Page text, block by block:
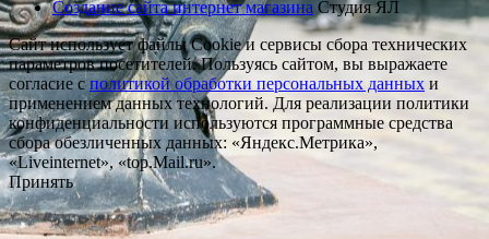
Создание сайта интернет магазина Студия ЯЛ
Сайт использует файлы Cookie и сервисы сбора технических
параметров посетителей. Пользуясь сайтом, вы выражаете
согласие сполитикой обработки персональных данных и
применением данных технологий. Для реализации политики
конфиденциальности используются программные средства
сбора обезличенных данных: «Яндекс.Метрика»,
«Liveinternet», «top.Mail.ru».
Принять